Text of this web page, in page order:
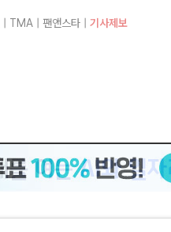
TMA 팬앤스타 기사제보